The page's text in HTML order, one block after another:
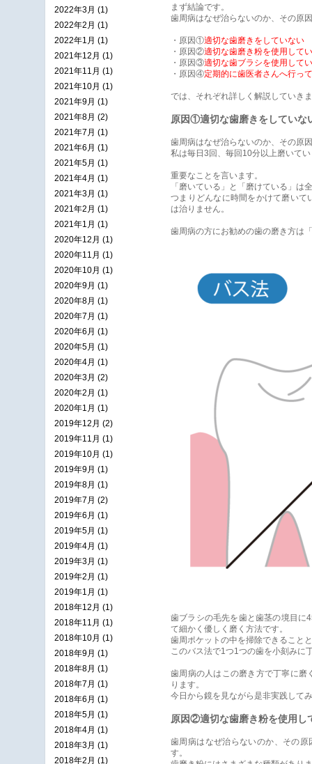
まず結論です。
歯周病はなぜ治らないのか、その原
・原因①適切な歯磨きをしていない
・原因②適切な歯磨き粉を使用して
・原因③適切な歯ブラシを使用して
・原因④定期的に歯医者さんへ行っ
では、それぞれ詳しく解説していき
原因①適切な歯磨きをしていな
歯周病はなぜ治らないのか、その原
私は毎日3回、毎回10分以上磨いて
重要なことを言います。
「磨いている」と「磨けている」は
つまりどんなに時間をかけて磨いて
は治りません。
歯周病の方にお勧めの歯の磨き方は
歯ブラシの毛先を歯と歯茎の境目に
て細かく優しく磨く方法です。
歯周ポケットの中を掃除できること
このバス法で1つ1つの歯を小刻みに
歯周病の人はこの磨き方で丁寧に磨
ります。
今日から鏡を見ながら是非実践して
原因②適切な歯磨き粉を使用し
歯周病はなぜ治らないのか、その原
す。
2022年3月 (1)
2022年2月 (1)
2022年1月 (1)
2021年12月 (1)
2021年11月 (1)
2021年10月 (1)
2021年9月 (1)
2021年8月 (2)
2021年7月 (1)
2021年6月 (1)
2021年5月 (1)
2021年4月 (1)
2021年3月 (1)
2021年2月 (1)
2021年1月 (1)
2020年12月 (1)
2020年11月 (1)
2020年10月 (1)
2020年9月 (1)
2020年8月 (1)
2020年7月 (1)
2020年6月 (1)
2020年5月 (1)
2020年4月 (1)
2020年3月 (2)
2020年2月 (1)
2020年1月 (1)
2019年12月 (2)
2019年11月 (1)
2019年10月 (1)
2019年9月 (1)
2019年8月 (1)
2019年7月 (2)
2019年6月 (1)
2019年5月 (1)
2019年4月 (1)
2019年3月 (1)
2019年2月 (1)
2019年1月 (1)
2018年12月 (1)
2018年11月 (1)
2018年10月 (1)
2018年9月 (1)
2018年8月 (1)
2018年7月 (1)
2018年6月 (1)
2018年5月 (1)
2018年4月 (1)
2018年3月 (1)
2018年2月 (1)